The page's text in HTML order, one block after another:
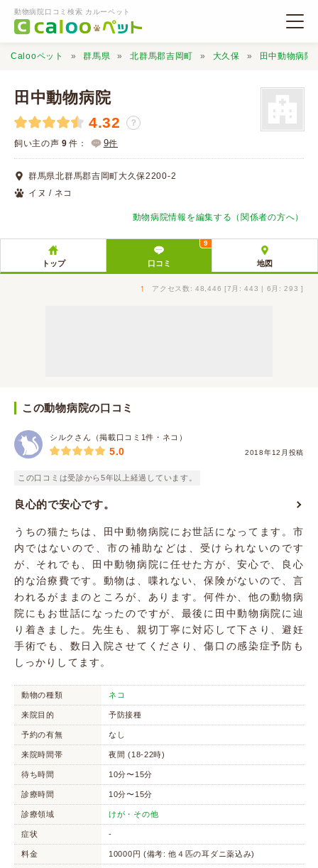
動物病院口コミ検索 カルーペット
動物病院検索
口コミ検索
口コミ投稿
Calooペット 群馬県 北群馬郡吉岡町 大久保 田中動物病院
田中動物病院
4.32 ？
飼い主の声 9 件： 9件
群馬県北群馬郡吉岡町大久保2200-2
イヌ / ネコ
動物病院情報を編集する（関係者の方へ）
トップ 口コミ
9
地図
↑ アクセス数: 48,446 [7月: 443 | 6月: 293 ]
この動物病院の口コミ
シルクさん（掲載口コミ1件・ネコ）
2018年12月投稿
5.0
この口コミは受診から5年以上経過しています。
良心的で安心です。
うちの猫たちは、田中動物病院にお世話になってます。市
内ではないので、市の補助などは、受けられないのです
が、それでも、田中動物病院に任せた方が、安心で、良心
的な治療費です。動物は、喋れない、保険がないので、言
われるがままのところが、あります。何件か、他の動物病
院にもお世話になったのですが、最後に田中動物病院に辿
り着きました。先生も、親切丁寧に対応して下さり、避妊
手術でも、数日入院させてくださり、傷口の感染症予防も
しっかりしてます。
動物の種類 ネコ
来院目的 予防接種
予約の有無 なし
来院時間帯 夜間 (18-22時)
待ち時間 10分〜15分
診療時間 10分〜15分
診療領域 けが・その他
症状 -
料金 10000円 (備考: 他４匹の耳ダニ薬込み)